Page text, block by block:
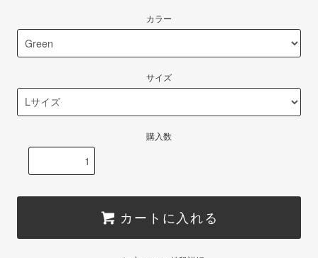
カラー
サイズ
購入数
カートに入れる